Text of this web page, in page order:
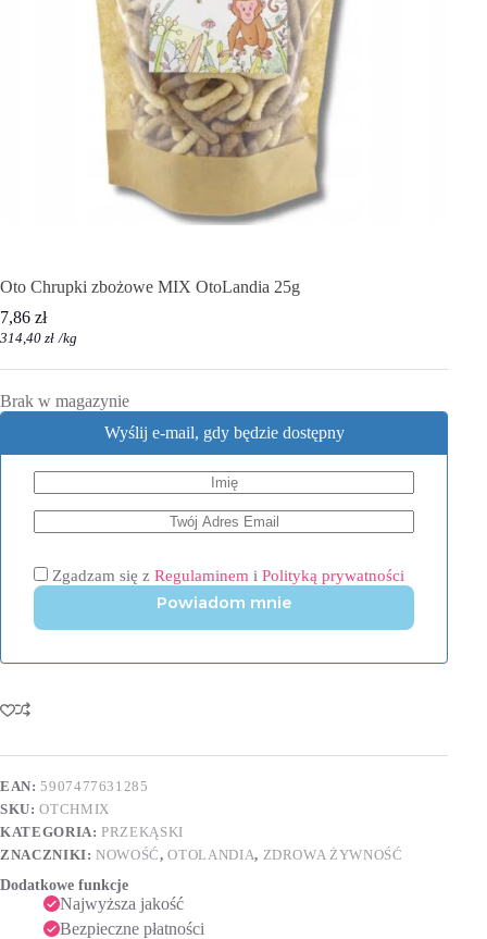
Oto Chrupki zbożowe MIX OtoLandia 25g
7,86 zł
314,40 zł /kg
Brak w magazynie
Wyślij e-mail, gdy będzie dostępny
Zgadzam się z Regulaminem i Polityką prywatności
Powiadom mnie
EAN:5907477631285
SKU:OTCHMIX
KATEGORIA:PRZEKĄSKI
ZNACZNIKI:NOWOŚĆ,OTOLANDIA, ZDROWA ŻYWNOŚĆ
Dodatkowe funkcje
Najwyższa jakość
Bezpieczne płatności